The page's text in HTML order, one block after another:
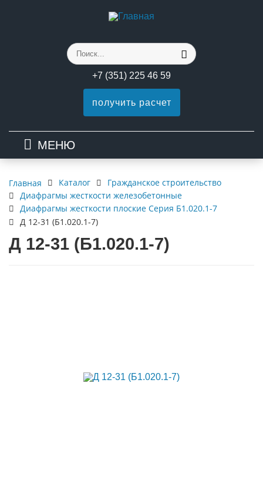
+7 (351) 225 46 59
получить расчет
МЕНЮ
Главная Каталог
Гражданское строительство
Диафрагмы жесткости железобетонные
Диафрагмы жесткости плоские Серия Б1.020.1-7
Д 12-31 (Б1.020.1-7)
Д 12-31 (Б1.020.1-7)